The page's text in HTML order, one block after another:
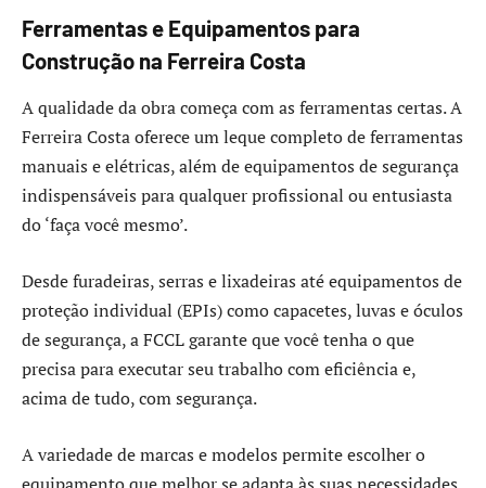
Ferramentas e Equipamentos para
Construção na Ferreira Costa
A qualidade da obra começa com as ferramentas certas. A
Ferreira Costa oferece um leque completo de ferramentas
manuais e elétricas, além de equipamentos de segurança
indispensáveis para qualquer profissional ou entusiasta
do ‘faça você mesmo’.
Desde furadeiras, serras e lixadeiras até equipamentos de
proteção individual (EPIs) como capacetes, luvas e óculos
de segurança, a FCCL garante que você tenha o que
precisa para executar seu trabalho com eficiência e,
acima de tudo, com segurança.
A variedade de marcas e modelos permite escolher o
equipamento que melhor se adapta às suas necessidades